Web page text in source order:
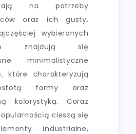
na potrzeby
oraz ich gusty.
wybieranych
znajdują się
minimalistyczne
które charakteryzują
formy oraz
kolorystyką. Coraz
cieszą się
industrialne,